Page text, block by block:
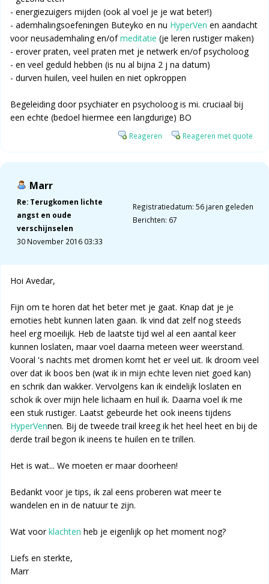
- energiezuigers mijden (ook al voel je je wat beter!)
- ademhalingsoefeningen Buteyko en nu HyperVen en aandacht
voor neusademhaling en/ofmeditatie (je leren rustiger maken)
- erover praten, veel praten met je netwerk en/of psycholoog
- en veel geduld hebben (is nu al bijna 2 j na datum)
- durven huilen, veel huilen en niet opkroppen
Begeleiding door psychiater en psycholoog is mi. cruciaal bij
een echte (bedoel hiermee een langdurige) BO
Reageren Reageren met quote
Marr
Re: Terugkomen lichte
angst en oude
verschijnselen
30 November 2016 03:33
Registratiedatum: 56 jaren geleden
Berichten: 67
Hoi Avedar,
Fijn om te horen dat het beter met je gaat. Knap dat je je
emoties hebt kunnen laten gaan. Ik vind dat zelf nog steeds
heel erg moeilijk. Heb de laatste tijd wel al een aantal keer
kunnen loslaten, maar voel daarna meteen weer weerstand.
Vooral 's nachts met dromen komt het er veel uit. Ik droom veel
over dat ik boos ben (wat ik in mijn echte leven niet goed kan)
en schrik dan wakker. Vervolgens kan ik eindelijk loslaten en
schok ik over mijn hele lichaam en huil ik. Daarna voel ik me
een stuk rustiger. Laatst gebeurde het ook ineens tijdens
HyperVennen. Bij de tweede trail kreeg ik het heel heet en bij de
derde trail begon ik ineens te huilen en te trillen.
Het is wat... We moeten er maar doorheen!
Bedankt voor je tips, ik zal eens proberen wat meer te
wandelen en in de natuur te zijn.
Wat voorklachten heb je eigenlijk op het moment nog?
Liefs en sterkte,
Marr